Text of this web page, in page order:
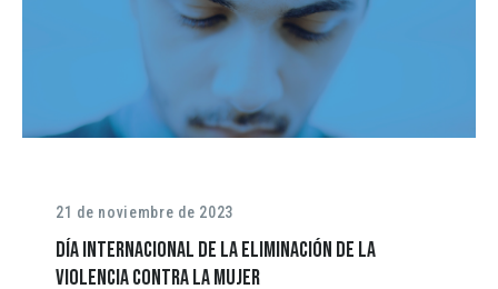
21 de noviembre de 2023
Día Internacional de la Eliminación de la
Violencia contra la Mujer